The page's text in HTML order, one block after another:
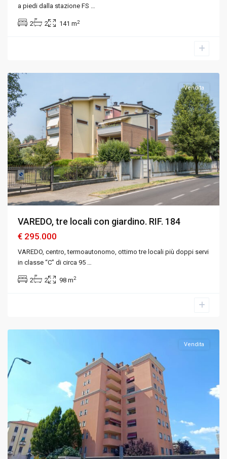
a piedi dalla stazione FS …
2 2 141 m2
Varedo,
Vendita
VAREDO, tre locali con giardino. RIF. 184
€ 295.000
VAREDO, centro, termoautonomo, ottimo tre locali più doppi servi
in classe “C” di circa 95
2 2 98 m2
Vendita